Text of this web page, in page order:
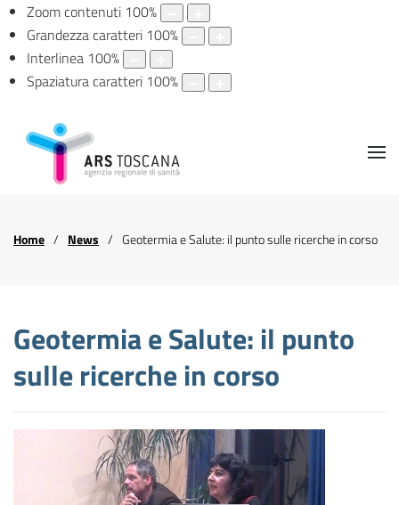
Zoom contenuti 100%
Grandezza caratteri 100%
Interlinea 100%
Spaziatura caratteri 100%
Home News Geotermia e Salute: il punto sulle ricerche in corso
Geotermia e Salute: il punto
sulle ricerche in corso